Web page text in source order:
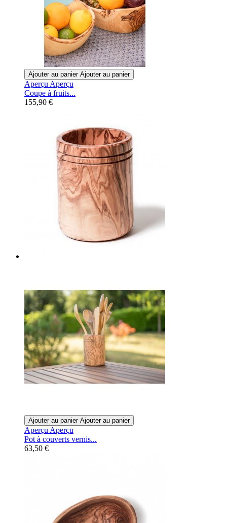
Ajouter au panier Ajouter au panier
Aperçu Aperçu
Coupe à fruits...
155,90 €
Ajouter au panier Ajouter au panier
Aperçu Aperçu
Pot à couverts vernis...
63,50 €